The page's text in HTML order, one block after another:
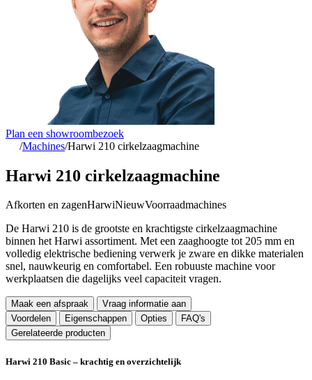
Plan een showroombezoek
/Machines/Harwi 210 cirkelzaagmachine
Harwi 210 cirkelzaagmachine
Afkorten en zagenHarwiNieuwVoorraadmachines
De Harwi 210 is de grootste en krachtigste cirkelzaagmachine
binnen het Harwi assortiment. Met een zaaghoogte tot 205 mm en
volledig elektrische bediening verwerk je zware en dikke materialen
snel, nauwkeurig en comfortabel. Een robuuste machine voor
werkplaatsen die dagelijks veel capaciteit vragen.
Maak een afspraak
Vraag informatie aan
Voordelen
Eigenschappen Opties
FAQ's
Gerelateerde producten
Harwi 210 Basic – krachtig en overzichtelijk